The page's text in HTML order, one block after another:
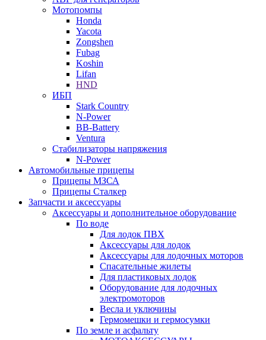
Мотопомпы
Honda
Yacota
Zongshen
Fubag
Koshin
Lifan
HND
ИБП
Stark Country
N-Power
BB-Battery
Ventura
Стабилизаторы напряжения
N-Power
Автомобильные прицепы
Прицепы МЗСА
Прицепы Сталкер
Запчасти и аксессуары
Аксессуары и дополнительное оборудование
По воде
Для лодок ПВХ
Аксессуары для лодок
Аксессуары для лодочных моторов
Спасательные жилеты
Для пластиковых лодок
Оборудование для лодочных
электромоторов
Весла и уключины
Гермомешки и гермосумки
По земле и асфальту